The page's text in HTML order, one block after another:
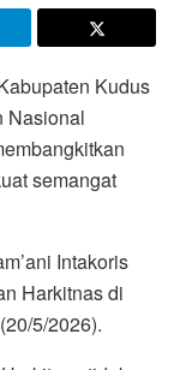
Kudus
Nasional
semangat
Intakoris
Harkitnas di
5/2026).